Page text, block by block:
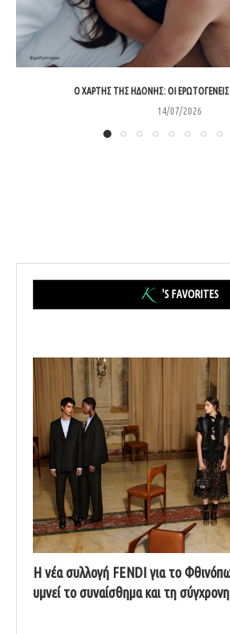
Ο ΧΆΡΤΗΣ ΤΗΣ ΗΔΟΝΉΣ: ΟΙ
14/07/2026
'S FAVORITES
Η νέα συλλογή FENDI για το
υμνεί το συναίσθημα και τη